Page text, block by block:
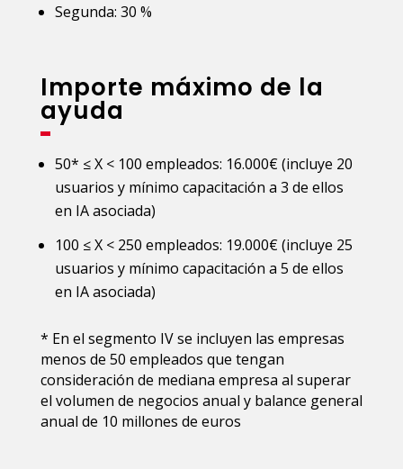
Segunda: 30 %
Importe máximo de la
ayuda
50* ≤ X < 100 empleados: 16.000€ (incluye 20
usuarios y mínimo capacitación a 3 de ellos
en IA asociada)
100 ≤ X < 250 empleados: 19.000€ (incluye 25
usuarios y mínimo capacitación a 5 de ellos
en IA asociada)
* En el segmento IV se incluyen las empresas
menos de 50 empleados que tengan
consideración de mediana empresa al superar
el volumen de negocios anual y balance general
anual de 10 millones de euros